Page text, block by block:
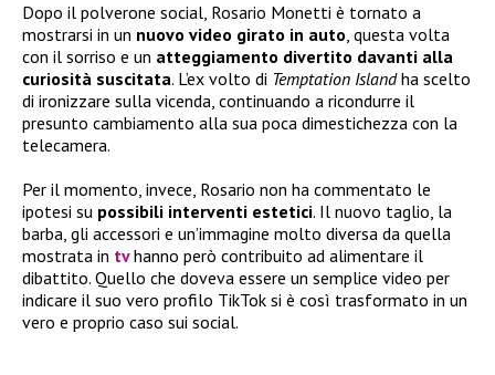
Dopo il polverone social, Rosario Monetti è tornato a
mostrarsi in un nuovo video girato in auto, questa volta
con il sorriso e un atteggiamento divertito davanti alla
curiosità suscitata. L’ex volto di Temptation Islandha scelto
di ironizzare sulla vicenda, continuando a ricondurre il
presunto cambiamento alla sua poca dimestichezza con la
telecamera.
Per il momento, invece, Rosario non ha commentato le
ipotesi su possibili interventi estetici. Il nuovo taglio, la
barba, gli accessori e un’immagine molto diversa da quella
mostrata in tvhanno però contribuito ad alimentare il
dibattito. Quello che doveva essere un semplice video per
indicare il suo vero profilo TikTok si è così trasformato in un
vero e proprio caso sui social.